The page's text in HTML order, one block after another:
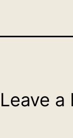
Leave a